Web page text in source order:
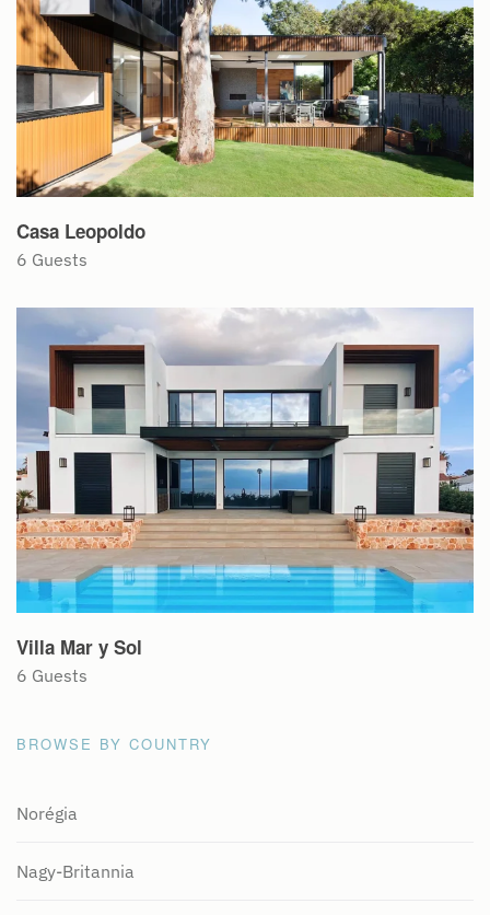
Casa Leopoldo
6 Guests
Villa Mar y Sol
6 Guests
BROWSE BY COUNTRY
Norégia
Nagy-Britannia